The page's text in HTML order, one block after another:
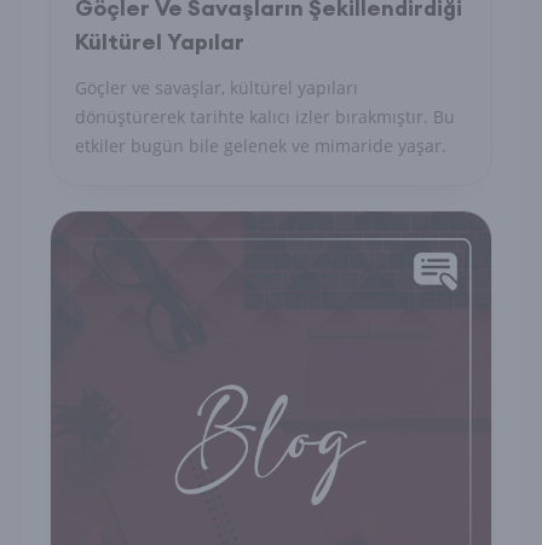
Göçler Ve Savaşların Şekillendirdiği
Kültürel Yapılar
Göçler ve savaşlar, kültürel yapıları
dönüştürerek tarihte kalıcı izler bırakmıştır. Bu
etkiler bugün bile gelenek ve mimaride yaşar.